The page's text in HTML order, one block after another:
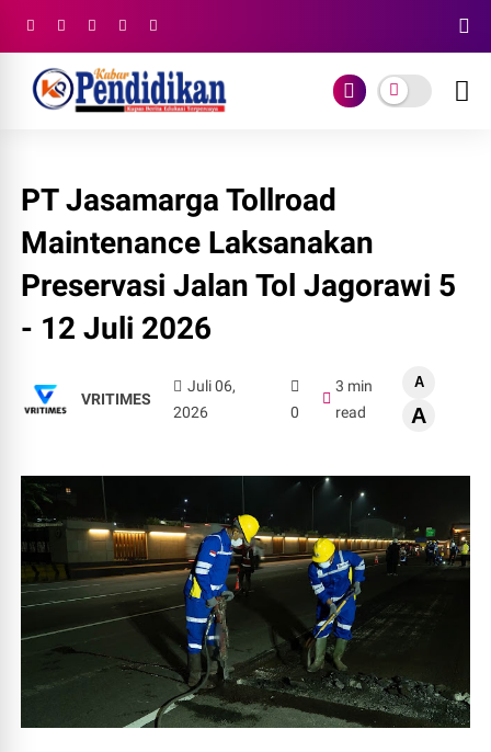
PT Jasamarga Tollroad
Maintenance Laksanakan
Preservasi Jalan Tol Jagorawi 5
- 12 Juli 2026
VRITIMES
Juli 06,
2026
0
3 min
read
A
A